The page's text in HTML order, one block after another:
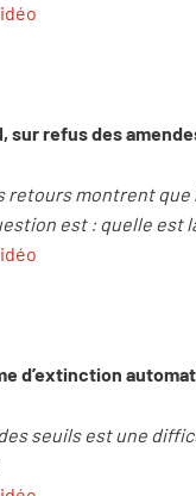
sur refus des
retours montrent que
est : quelle est
d’extinction
seuils est une